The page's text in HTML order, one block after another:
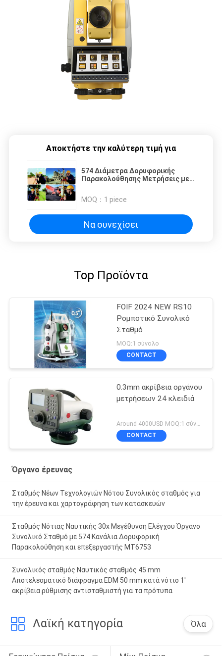
Αποκτήστε την καλύτερη τιμή για
574 Διάμετρα Δορυφορικής
Παρακολούθησης Μετρήσεις με
0,3-3s και διπλή ζώνη WLAN
MOQ： 1 piece
Να συνεχίσει
Top Προϊόντα
FOIF 2024 NEW RS10
Ρομποτικό Συνολικό
Σταθμό
MOQ:1 σύνολο
CONTACT
0.3mm ακρίβεια οργάνου
μετρήσεων 24 κλειδιά
CONTACT
Όργανο έρευνας
Σταθμός Νέων Τεχνολογιών Νότου Συνολικός σταθμός για
την έρευνα και χαρτογράφηση των κατασκευών
Σταθμός Νότιας Ναυτικής 30x Μεγέθυνση Ελέγχου Όργανο
Συνολικό Σταθμό με 574 Κανάλια Δορυφορική
Παρακολούθηση και επεξεργαστής MT6753
Συνολικός σταθμός Ναυτικός σταθμός 45 mm
Αποτελεσματικό διάφραγμα EDM 50 mm κατά νότιο 1'
ακρίβεια ρύθμισης αντισταθμιστή για τα πρότυπα
Λαϊκή κατηγορία Όλα